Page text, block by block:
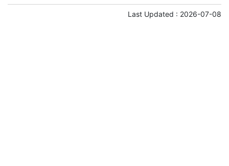
Last Updated : 2026-07-08